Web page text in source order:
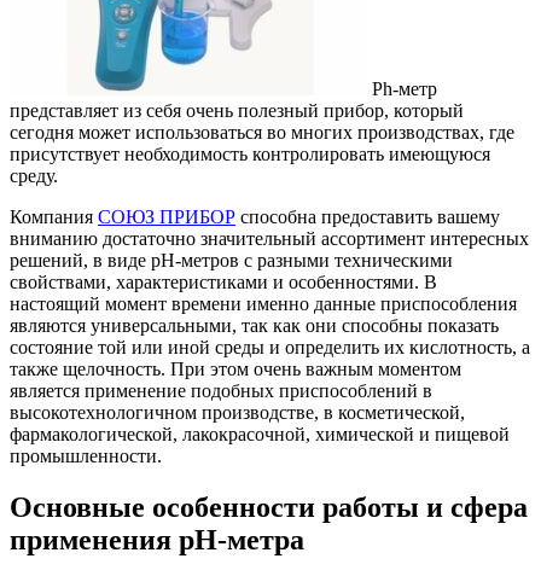
Ph-метр
представляет из себя очень полезный прибор, который
сегодня может использоваться во многих производствах, где
присутствует необходимость контролировать имеющуюся
среду.
Компания СОЮЗ ПРИБОР способна предоставить вашему
вниманию достаточно значительный ассортимент интересных
решений, в виде pH-метров с разными техническими
свойствами, характеристиками и особенностями. В
настоящий момент времени именно данные приспособления
являются универсальными, так как они способны показать
состояние той или иной среды и определить их кислотность, а
также щелочность. При этом очень важным моментом
является применение подобных приспособлений в
высокотехнологичном производстве, в косметической,
фармакологической, лакокрасочной, химической и пищевой
промышленности.
Основные особенности работы и сфера
применения pH-метра